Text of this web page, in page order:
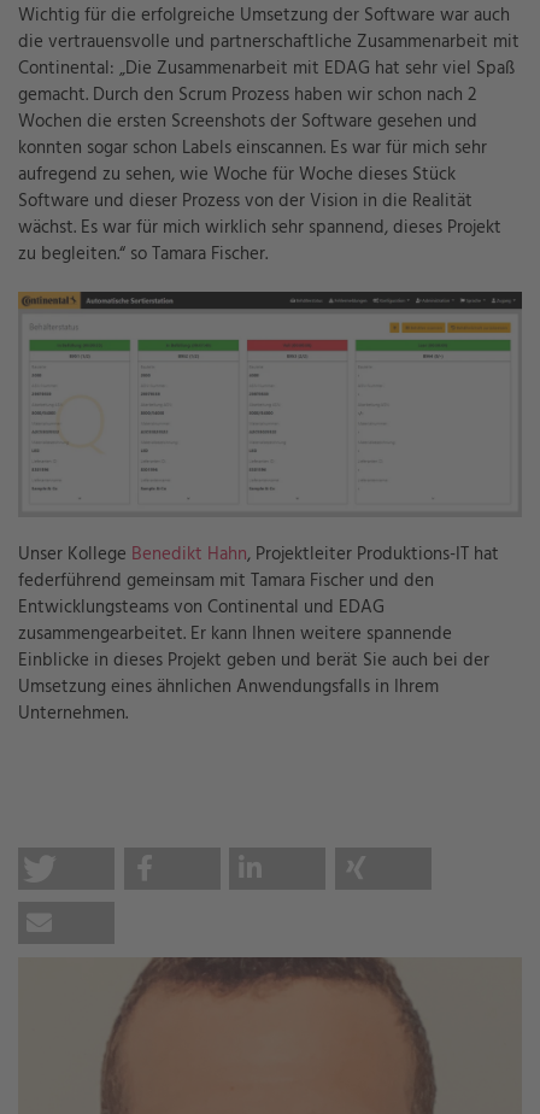
Wichtig für die erfolgreiche Umsetzung der Software war auch
die vertrauensvolle und partnerschaftliche Zusammenarbeit mit
Continental: „Die Zusammenarbeit mit EDAG hat sehr viel Spaß
gemacht. Durch den Scrum Prozess haben wir schon nach 2
Wochen die ersten Screenshots der Software gesehen und
konnten sogar schon Labels einscannen. Es war für mich sehr
aufregend zu sehen, wie Woche für Woche dieses Stück
Software und dieser Prozess von der Vision in die Realität
wächst. Es war für mich wirklich sehr spannend, dieses Projekt
zu begleiten.“ so Tamara Fischer.
Unser Kollege Benedikt Hahn, Projektleiter Produktions-IT hat
federführend gemeinsam mit Tamara Fischer und den
Entwicklungsteams von Continental und EDAG
zusammengearbeitet. Er kann Ihnen weitere spannende
Einblicke in dieses Projekt geben und berät Sie auch bei der
Umsetzung eines ähnlichen Anwendungsfalls in Ihrem
Unternehmen.